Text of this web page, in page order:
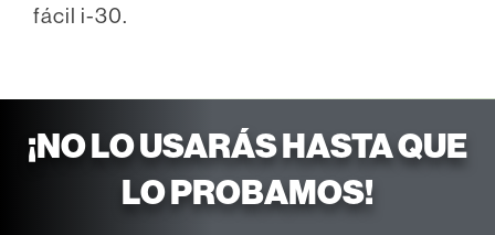
fácil i-30.
¡NO LO USARÁS HASTA QUE
LO PROBAMOS!